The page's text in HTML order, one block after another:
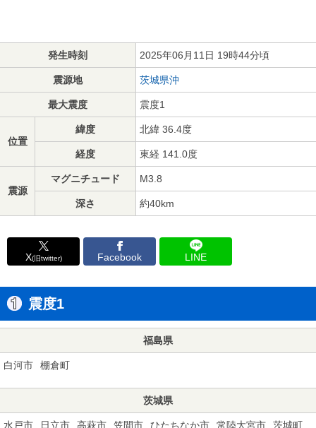
発生時刻 2025年06月11日 19時44分頃
震源地 茨城県沖
最大震度 震度1
位置
緯度 北緯 36.4度
経度 東経 141.0度
震源
マグニチュード M3.8
深さ 約40km
X(旧twitter) Facebook LINE
震度1
福島県
白河市 棚倉町
茨城県
水戸市 日立市 高萩市 笠間市 ひたちなか市 常陸大宮市
茨城町